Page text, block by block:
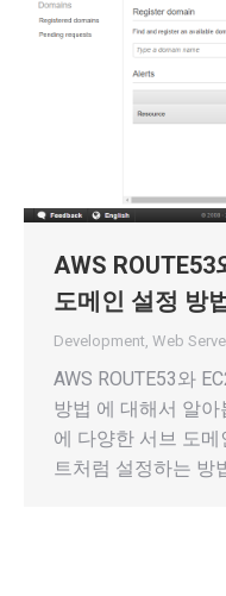
AWS
도메인 설정 방
Development Web
AWS ROUTE53와
방법 에 대해서 알아
에 다양한 서브 도
트처럼 설정하는 방